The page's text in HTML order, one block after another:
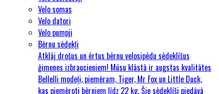
Velo somas
Velo datori
Velo pumpji
Bērnu sēdekļi
Atklāj drošus un ērtus bērnu velosipēdu sēdeklīšus
ģimenes izbraucieniem! Mūsu klāstā ir augstas kvalitātes
Bellelli modeļi, piemēram, Tiger, Mr Fox un Little Duck,
kas piemēroti bērniem līdz 22 kg. Šie sēdeklīši piedāvā